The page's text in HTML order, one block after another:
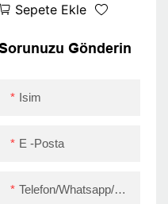
Yazıcı Rulo Kağıt
Bluetooth Sticker
Sepete Ekle
Gönderin
Isim
E -posta
Telefon/Whatsapp/Skype